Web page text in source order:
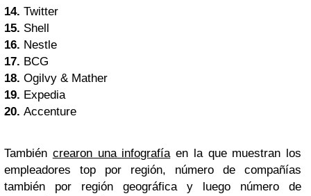
14. Twitter
15. Shell
16. Nestle
17. BCG
18. Ogilvy & Mather
19. Expedia
20. Accenture
También crearon una infografíaen la que muestran los
empleadores top por región, número de compañías
también por región geográfica y luego número de